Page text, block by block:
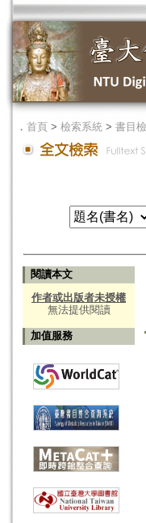
． 首頁 > 檢索系統 > 書目
閱讀本文
作者或出版者未授權
無法提供閱讀
加值服務